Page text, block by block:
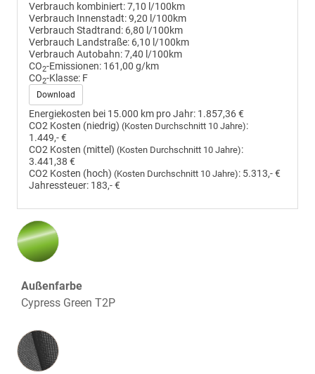
Verbrauch kombiniert:7,10 l/100km
Verbrauch Innenstadt:9,20 l/100km
Verbrauch Stadtrand: 6,80 l/100km
Verbrauch Landstraße: 6,10 l/100km
Verbrauch Autobahn:7,40 l/100km
CO2-Emissionen: 161,00 g/km
CO2-Klasse: F
Download
Energiekosten bei 15.000 km pro Jahr: 1.857,36 €
CO2 Kosten (niedrig) (Kosten Durchschnitt 10 Jahre):
1.449,- €
CO2 Kosten (mittel) (Kosten Durchschnitt 10 Jahre):
3.441,38 €
CO2 Kosten (hoch) (Kosten Durchschnitt 10 Jahre): 5.313,- €
Jahressteuer: 183,- €
Außenfarbe
Cypress Green T2P
Innenausstattung